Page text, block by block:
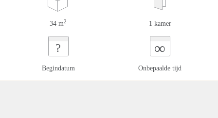
34 m2 1 kamer
?
Begindatum
∞
Onbepaalde tijd